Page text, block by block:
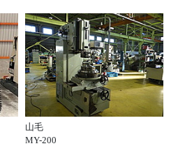
山毛
MY-200